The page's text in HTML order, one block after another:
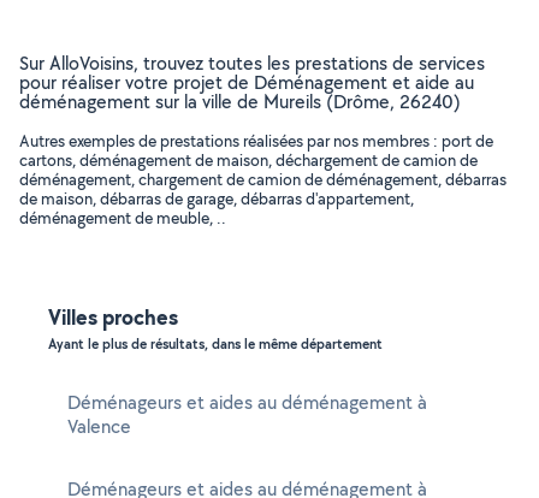
Sur AlloVoisins, trouvez toutes les prestations de services
pour réaliser votre projet de Déménagement et aide au
déménagement sur la ville de Mureils (Drôme, 26240)
Autres exemples de prestations réalisées par nos membres : port de
cartons, déménagement de maison, déchargement de camion de
déménagement, chargement de camion de déménagement, débarras
de maison, débarras de garage, débarras d'appartement,
déménagement de meuble, ..
Villes proches
Ayant le plus de résultats, dans le même département
Déménageurs et aides au déménagement à
Valence
Déménageurs et aides au déménagement à